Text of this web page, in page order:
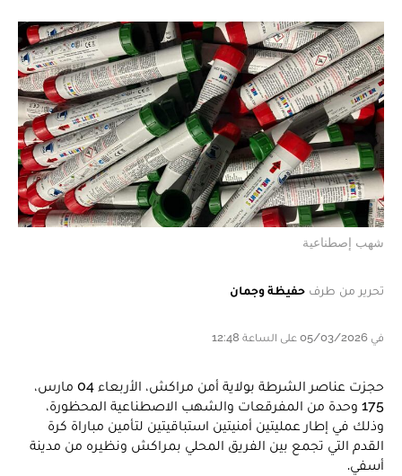
شهب إصطناعية
تحرير من طرف حفيظة وجمان
في 05/03/2026 على الساعة 12:48
حجزت عناصر الشرطة بولاية أمن مراكش، الأربعاء 04 مارس،
175 وحدة من المفرقعات والشهب الاصطناعية المحظورة،
وذلك في إطار عمليتين أمنيتين استباقيتين لتأمين مباراة كرة
القدم التي تجمع بين الفريق المحلي بمراكش ونظيره من مدينة
أسفي.